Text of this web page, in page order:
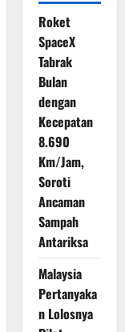
Roket
SpaceX
Tabrak
Bulan
dengan
Kecepatan
8.690
Km/Jam,
Soroti
Ancaman
Sampah
Antariksa
Malaysia
Pertanyaka
n Lolosnya